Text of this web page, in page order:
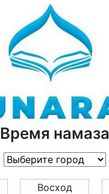
Время намаза
Восход